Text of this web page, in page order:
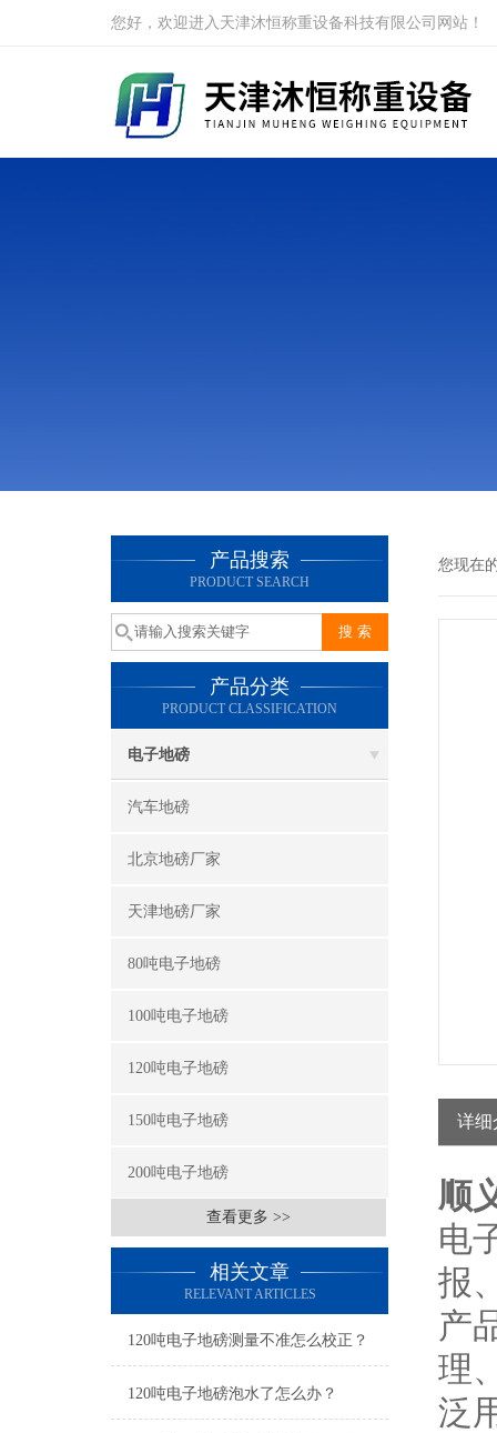
您好，欢迎进入天津沐恒称重设备科技有限公司网站！
产品搜索
PRODUCT SEARCH
产品分类
PRODUCT CLASSIFICATION
电子地磅
汽车地磅
北京地磅厂家
天津地磅厂家
80吨电子地磅
100吨电子地磅
120吨电子地磅
150吨电子地磅
200吨电子地磅
查看更多 >>
相关文章
RELEVANT ARTICLES
120吨电子地磅测量不准怎么校正？
120吨电子地磅泡水了怎么办？
您现在
详细
顺
电
报
产
理
泛